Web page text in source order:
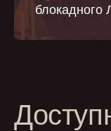
блокадного